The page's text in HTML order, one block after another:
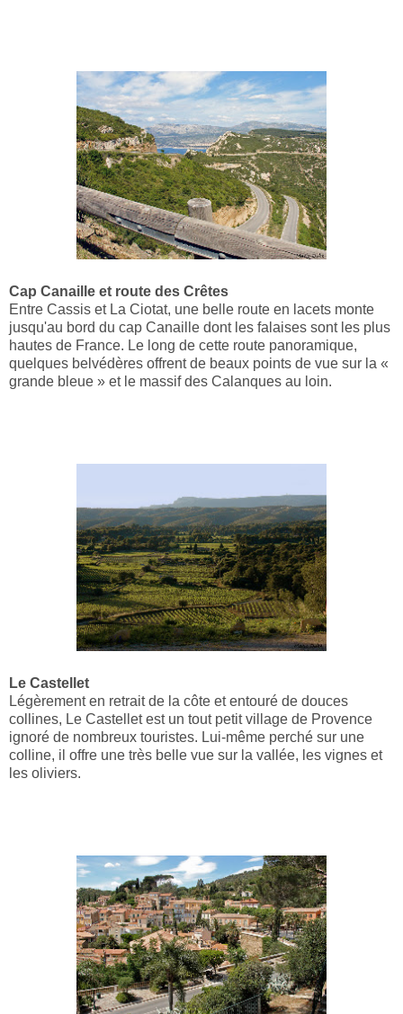
Cap Canaille et route des Crêtes
Entre Cassis et La Ciotat, une belle route en lacets monte
jusqu'au bord du cap Canaille dont les falaises sont les plus
hautes de France. Le long de cette route panoramique,
quelques belvédères offrent de beaux points de vue sur la «
grande bleue » et le massif des Calanques au loin.
Le Castellet
Légèrement en retrait de la côte et entouré de douces
collines, Le Castellet est un tout petit village de Provence
ignoré de nombreux touristes. Lui-même perché sur une
colline, il offre une très belle vue sur la vallée, les vignes et
les oliviers.